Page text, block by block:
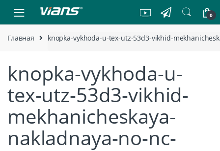
Skip to navigation
Skip to content
0
Главная knopka-vykhoda-u-tex-utz-53d3-vikhid-
knopka-vykhoda-u-
tex-utz-53d3-vikhid-
mekhanicheskaya-
nakladnaya-no-nc-